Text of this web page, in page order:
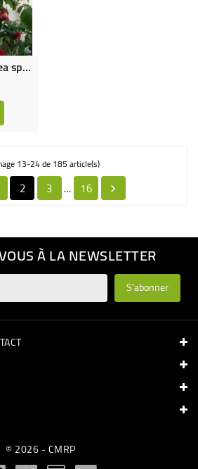
Clerodendron coccinea splendens
13-24 de 185 article(s)
2 3 … 16 
À LA NEWSLETTER
© 2026 - CMRP